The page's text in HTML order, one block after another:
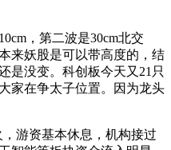
，第二波是30cm北交
来妖股是可以带高度的，结
是没变。科创板今天又21只
家在争太子位置。因为龙头
，游资基本休息，机构接过